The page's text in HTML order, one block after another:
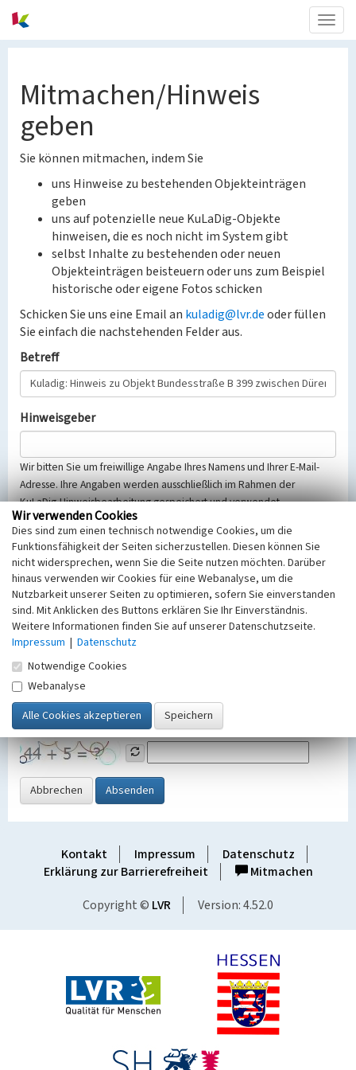
Mitmachen/Hinweis
geben
Sie können mitmachen, indem Sie
uns Hinweise zu bestehenden Objekteinträgen
geben
uns auf potenzielle neue KuLaDig-Objekte
hinweisen, die es noch nicht im System gibt
selbst Inhalte zu bestehenden oder neuen
Objekteinträgen beisteuern oder uns zum Beispiel
historische oder eigene Fotos schicken
Schicken Sie uns eine Email an kuladig@lvr.deoder füllen
Sie einfach die nachstehenden Felder aus.
Betreff
Hinweisgeber
Wir bitten Sie um freiwillige Angabe Ihres Namens und Ihrer E-Mail-
Adresse. Ihre Angaben werden ausschließlich im Rahmen der
KuLaDig-Hinweisbearbeitung gespeichert und verwendet.
Selbstverständlich werden diese entsprechend der Vorschriften des
Telemediengesetzes, des Datenschutzgesetzes NRW und der seit
dem 25.05.2018 gültigen Europäischen Datenschutzgrundverordnung
(EU-DSGVO) vertraulich behandelt, beachten Sie bitte unsere
Hinweise zumDatenschutz
Nachricht
SicherheitsabfrageTragen Sie unten das Rechenergebnis aus der
Grafik ein
Abbrechen Absenden
Kontakt Impressum
Datenschutz
Erklärung zur Barrierefreiheit
Mitmachen
Copyright © LVR Version: 4.52.0
Wir verwenden Cookies
Dies sind zum einen technisch notwendige Cookies, um die
Funktionsfähigkeit der Seiten sicherzustellen. Diesen können Sie
nicht widersprechen, wenn Sie die Seite nutzen möchten. Darüber
hinaus verwenden wir Cookies für eine Webanalyse, um die
Nutzbarkeit unserer Seiten zu optimieren, sofern Sie einverstanden
sind. Mit Anklicken des Buttons erklären Sie Ihr Einverständnis.
Weitere Informationen finden Sie auf unserer Datenschutzseite.
Impressum | Datenschutz
Notwendige Cookies
Webanalyse